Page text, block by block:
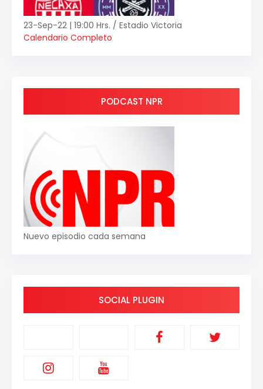
23-Sep-22 | 19:00 Hrs. / Estadio Victoria
Calendario Completo
PODCAST NPR
Nuevo episodio cada semana
SOCIAL PLUGIN